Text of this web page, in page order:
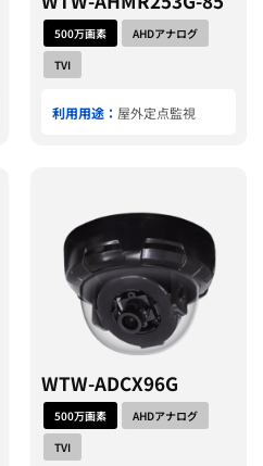
500万画素
AHDアナログ
TVI
利用用途： 屋外定点監視
WTW-ADCX96G
500万画素
AHDアナログ
TVI